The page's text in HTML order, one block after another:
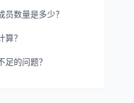
数量是多少？
？
足的问题？